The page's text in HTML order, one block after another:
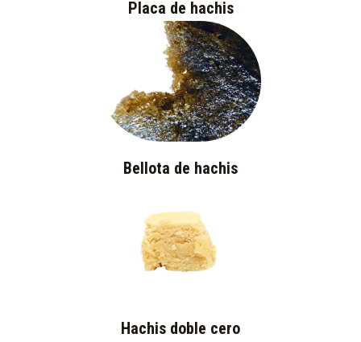
Placa de hachis
Bellota de hachis
Hachis doble cero